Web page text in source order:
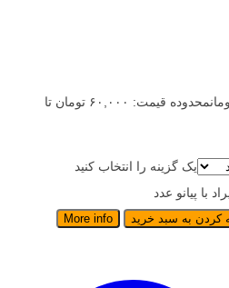
محدوده قیمت: ۶۰,۰۰۰ تومان تا
یک گزینه را انتخاب کنید
با پیانو عدد
کردن به سبد خرید More info